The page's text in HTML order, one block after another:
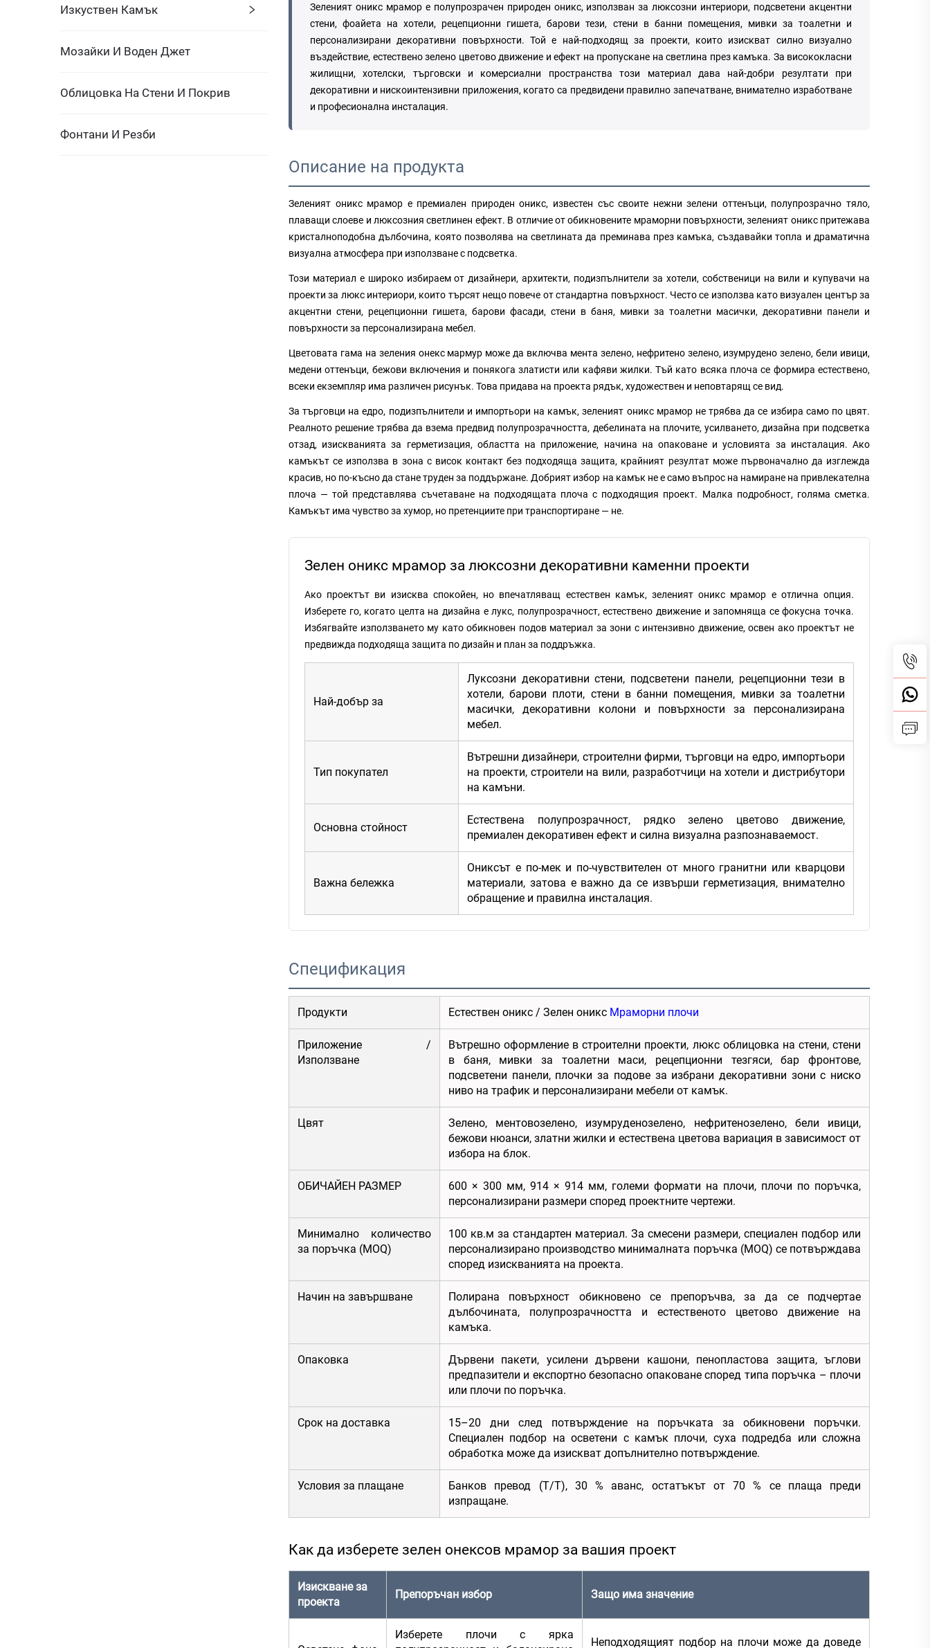
Изкуствен Камък
Мозайки И Воден Джет
Облицовка На Стени И Покрив
Фонтани И Резби
Зеленият оникс мрамор е полупрозрачен природен оникс, използван за люксозни интериори, подсветени акцентни
стени, фоайета на хотели, рецепционни гишета, барови тези, стени в банни помещения, мивки за тоалетни и
персонализирани декоративни повърхности. Той е най-подходящ за проекти, които изискват силно визуално
въздействие, естествено зелено цветово движение и ефект на пропускане на светлина през камъка. За висококласни
жилищни, хотелски, търговски и комерсиални пространства този материал дава най-добри резултати при
декоративни и нискоинтензивни приложения, когато са предвидени правилно запечатване, внимателно изработване
и професионална инсталация.
Описание на продукта
Зеленият оникс мрамор е премиален природен оникс, известен със своите нежни зелени оттенъци, полупрозрачно тяло,
плаващи слоеве и люксозния светлинен ефект. В отличие от обикновените мраморни повърхности, зеленият оникс притежава
кристалноподобна дълбочина, която позволява на светлината да преминава през камъка, създавайки топла и драматична
визуална атмосфера при използване с подсветка.
Този материал е широко избираем от дизайнери, архитекти, подизпълнители за хотели, собственици на вили и купувачи на
проекти за люкс интериори, които търсят нещо повече от стандартна повърхност. Често се използва като визуален център за
акцентни стени, рецепционни гишета, барови фасади, стени в баня, мивки за тоалетни масички, декоративни панели и
повърхности за персонализирана мебел.
Цветовата гама на зеления онекс мармур може да включва мента зелено, нефритено зелено, изумрудено зелено, бели ивици,
медени оттенъци, бежови включения и понякога златисти или кафяви жилки. Тъй като всяка плоча се формира естествено,
всеки екземпляр има различен рисунък. Това придава на проекта рядък, художествен и неповтарящ се вид.
За търговци на едро, подизпълнители и импортьори на камък, зеленият оникс мрамор не трябва да се избира само по цвят.
Реалното решение трябва да взема предвид полупрозрачността, дебелината на плочите, усилването, дизайна при подсветка
отзад, изискванията за герметизация, областта на приложение, начина на опаковане и условията за инсталация. Ако
камъкът се използва в зона с висок контакт без подходяща защита, крайният резултат може първоначално да изглежда
красив, но по-късно да стане труден за поддържане. Добрият избор на камък не е само въпрос на намиране на привлекателна
плоча — той представлява съчетаване на подходящата плоча с подходящия проект. Малка подробност, голяма сметка.
Камъкът има чувство за хумор, но претенциите при транспортиране — не.
Зелен оникс мрамор за люксозни декоративни каменни проекти
Ако проектът ви изисква спокойен, но впечатляващ естествен камък, зеленият оникс мрамор е отлична опция.
Изберете го, когато целта на дизайна е лукс, полупрозрачност, естествено движение и запомняща се фокусна точка.
Избягвайте използването му като обикновен подов материал за зони с интензивно движение, освен ако проектът не
предвижда подходяща защита по дизайн и план за поддръжка.
Най-добър за
Луксозни декоративни стени, подсветени панели, рецепционни тези в
хотели, барови плоти, стени в банни помещения, мивки за тоалетни
масички, декоративни колони и повърхности за персонализирана
мебел.
Тип покупател
Вътрешни дизайнери, строителни фирми, търговци на едро, импортьори
на проекти, строители на вили, разработчици на хотели и дистрибутори
на камъни.
Основна стойност
Естествена полупрозрачност, рядко зелено цветово движение,
премиален декоративен ефект и силна визуална разпознаваемост.
Важна бележка
Ониксът е по-мек и по-чувствителен от много гранитни или кварцови
материали, затова е важно да се извърши герметизация, внимателно
обращение и правилна инсталация.
Спецификация
Продукти Естествен оникс / Зелен оникс Мраморни плочи
Приложение /
Използване
Вътрешно оформление в строителни проекти, люкс облицовка на стени, стени
в баня, мивки за тоалетни маси, рецепционни тезгяси, бар фронтове,
подсветени панели, плочки за подове за избрани декоративни зони с ниско
ниво на трафик и персонализирани мебели от камък.
Цвят
Зелено, ментовозелено, изумруденозелено, нефритенозелено, бели ивици,
бежови нюанси, златни жилки и естествена цветова вариация в зависимост от
избора на блок.
ОБИЧАЙЕН РАЗМЕР
600 × 300 мм, 914 × 914 мм, големи формати на плочи, плочи по поръчка,
персонализирани размери според проектните чертежи.
Минимално количество
за поръчка (MOQ)
100 кв.м за стандартен материал. За смесени размери, специален подбор или
персонализирано производство минималната поръчка (MOQ) се потвърждава
според изискванията на проекта.
Начин на завършване
Полирана повърхност обикновено се препоръчва, за да се подчертае
дълбочината, полупрозрачността и естественото цветово движение на
камъка.
Опаковка
Дървени пакети, усилени дървени кашони, пенопластова защита, ъглови
предпазители и експортно безопасно опаковане според типа поръчка – плочи
или плочи по поръчка.
Срок на доставка
15–20 дни след потвърждение на поръчката за обикновени поръчки.
Специален подбор на осветени с камък плочи, суха подредба или сложна
обработка може да изискват допълнително потвърждение.
Условия за плащане
Банков превод (T/T), 30 % аванс, остатъкът от 70 % се плаща преди
изпращане.
Как да изберете зелен онексов мрамор за вашия проект
Изискване за
проекта
Препоръчан избор Защо има значение
Изберете плочи с ярка
Неподходящият подбор на плочи може да доведе